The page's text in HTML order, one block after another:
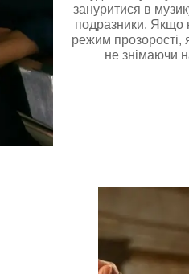
зануритися в
подразники. Якщо
режим прозорості,
не знімаючи